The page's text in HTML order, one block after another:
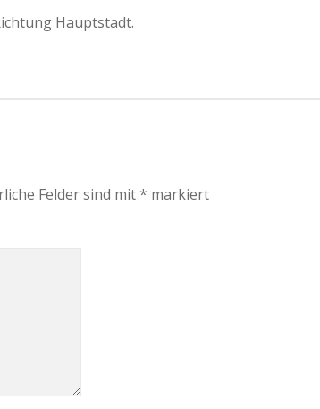
Hauptstadt.
Felder sind mit* markiert